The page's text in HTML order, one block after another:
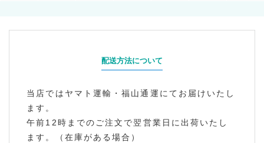
配送方法について
当店ではヤマト運輸・福山通運にてお届けいたし
ます。
午前12時までのご注文で翌営業日に出荷いたし
ます。（在庫がある場合）